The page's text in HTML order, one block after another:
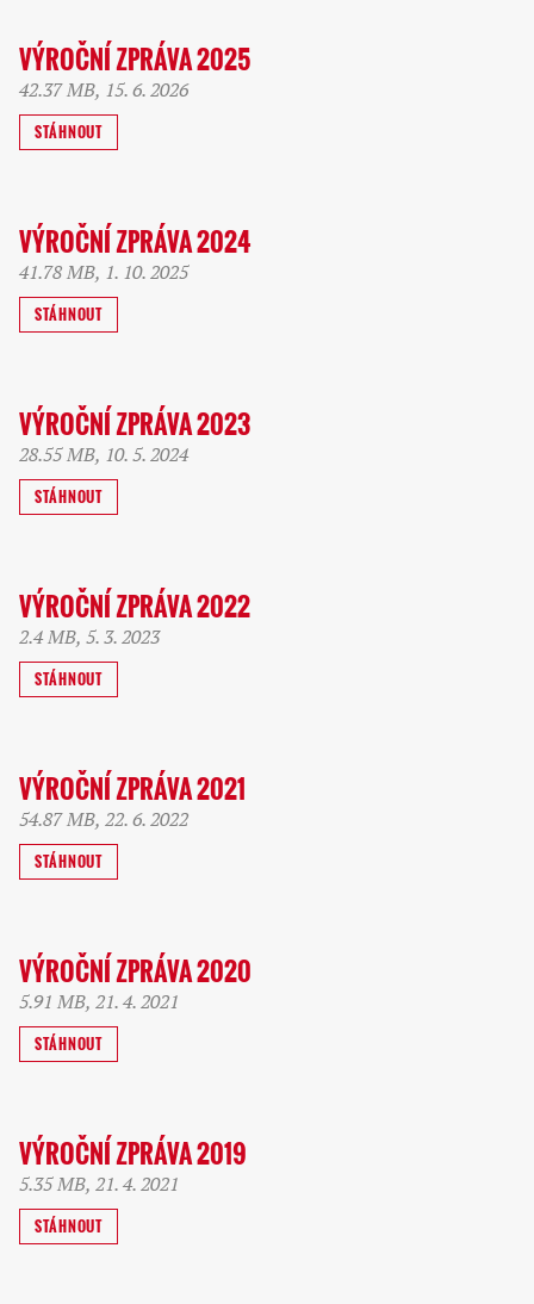
VÝROČNÍ ZPRÁVA 2025
42.37 MB, 15. 6. 2026
STÁHNOUT
VÝROČNÍ ZPRÁVA 2024
41.78 MB, 1. 10. 2025
STÁHNOUT
VÝROČNÍ ZPRÁVA 2023
28.55 MB, 10. 5. 2024
STÁHNOUT
VÝROČNÍ ZPRÁVA 2022
2.4 MB, 5. 3. 2023
STÁHNOUT
VÝROČNÍ ZPRÁVA 2021
54.87 MB, 22. 6. 2022
STÁHNOUT
VÝROČNÍ ZPRÁVA 2020
5.91 MB, 21. 4. 2021
STÁHNOUT
VÝROČNÍ ZPRÁVA 2019
5.35 MB, 21. 4. 2021
STÁHNOUT